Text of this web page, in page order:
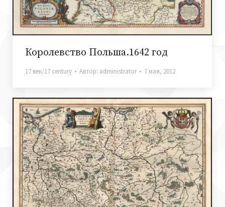
Королевство Польша.1642 год
17 век/17 century Автор: administrator 7 мая, 2012